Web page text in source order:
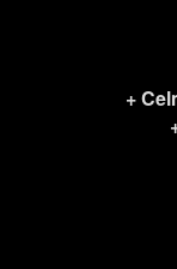
+